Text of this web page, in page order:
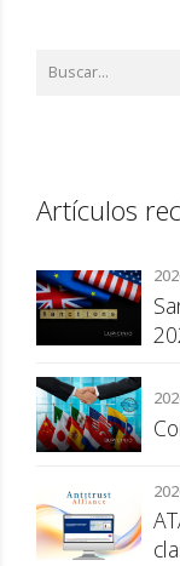
Artículos